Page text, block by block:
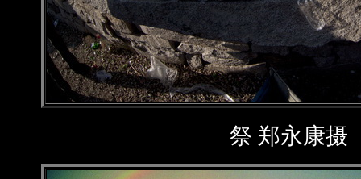
祭 郑永康摄